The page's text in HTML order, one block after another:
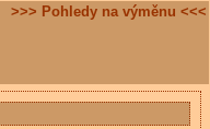
>>> Pohledy na výměnu <<<